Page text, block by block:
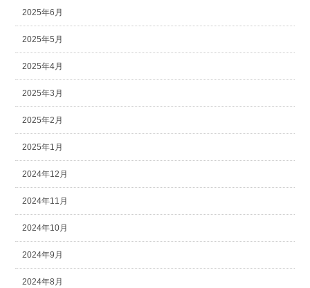
2025年6月
2025年5月
2025年4月
2025年3月
2025年2月
2025年1月
2024年12月
2024年11月
2024年10月
2024年9月
2024年8月